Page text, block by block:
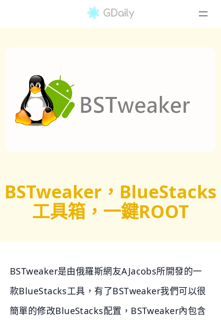
BSTweaker，BlueStacks
工具箱，一鍵ROOT
BSTweaker是由俄羅斯網友AJacobs所開發的一
款BlueStacks工具，有了BSTweaker我們可以很
簡單的修改BlueStacks配置，BSTweaker內包含